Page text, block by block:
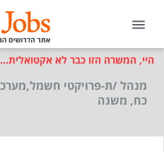
היי, המשרה הזו כבר לא אקטואלית...
מנהל /ת-פרויקטי
כח, משנה